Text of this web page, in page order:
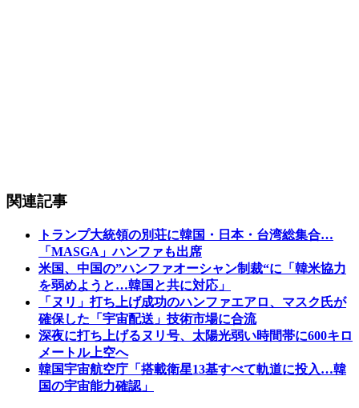
関連記事
トランプ大統領の別荘に韓国・日本・台湾総集合…
「MASGA」ハンファも出席
米国、中国の”ハンファオーシャン制裁“に「韓米協力
を弱めようと…韓国と共に対応」
「ヌリ」打ち上げ成功のハンファエアロ、マスク氏が
確保した「宇宙配送」技術市場に合流
深夜に打ち上げるヌリ号、太陽光弱い時間帯に600キロ
メートル上空へ
韓国宇宙航空庁「搭載衛星13基すべて軌道に投入…韓
国の宇宙能力確認」